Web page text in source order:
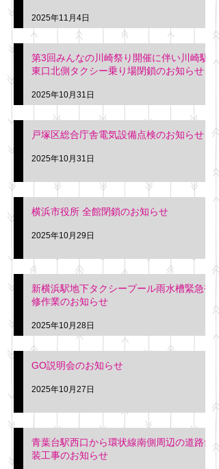
2025年11月4日
第3回みんなの川崎祭り開催に伴い川崎駅
東口北側タクシー乗り場閉鎖のお知らせ
2025年10月31日
戸塚区総合庁舎電気設備点検のお知らせ
2025年10月31日
横浜市役所 全館閉鎖のお知らせ
2025年10月29日
新横浜駅地下タクシープール雨水槽緊急補
修作業のお知らせ
2025年10月28日
GO説明会のお知らせ
2025年10月27日
青葉台駅西口から環状線南側周辺の道路舗
装工事のお知らせ